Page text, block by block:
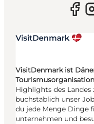
VisitDenmark ist
Highlights des Landes
buchstäblich unser
du jede Menge Dinge
unternehmen und